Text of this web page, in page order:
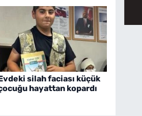
silah faciası küçük
hayattan kopardı